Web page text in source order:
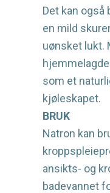
Det kan også
en mild
uønsket lukt.
som et
kjøleskapet.
BRUK
Natron kan
ansikts- og
badevannet